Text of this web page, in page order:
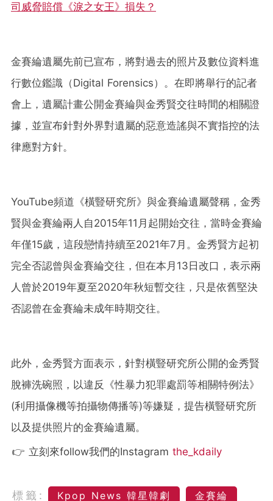
司威脅賠償《淚之女王》損失？
金賽綸遺屬先前已宣布，將對過去的照片及數位資料進
行數位鑑識（Digital Forensics）。在即將舉行的記者
會上，遺屬計畫公開金賽綸與金秀賢交往時間的相關證
據，並宣布針對外界對遺屬的惡意造謠與不實指控的法
律應對方針。
YouTube頻道《橫豎研究所》與金賽綸遺屬聲稱，金秀
賢與金賽綸兩人自2015年11月起開始交往，當時金賽綸
年僅15歲，這段戀情持續至2021年7月。金秀賢方起初
完全否認曾與金賽綸交往，但在本月13日改口，表示兩
人曾於2019年夏至2020年秋短暫交往，只是依舊堅決
否認曾在金賽綸未成年時期交往。
此外，金秀賢方面表示，針對橫豎研究所公開的金秀賢
脫褲洗碗照，以違反《性暴力犯罪處罰等相關特例法》
(利用攝像機等拍攝物傳播等)等嫌疑，提告橫豎研究所
以及提供照片的金賽綸遺屬。
👉 立刻來follow我們的Instagram the_kdaily
標籤: Kpop News 韓星韓劇 金賽綸